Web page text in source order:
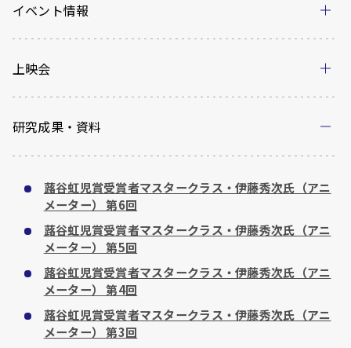
イベント情報
上映会
研究成果・資料
蕗谷虹児賞受賞者マスタークラス・伊藤秀次氏（アニ
メーター） 第6回
蕗谷虹児賞受賞者マスタークラス・伊藤秀次氏（アニ
メーター） 第5回
蕗谷虹児賞受賞者マスタークラス・伊藤秀次氏（アニ
メーター） 第4回
蕗谷虹児賞受賞者マスタークラス・伊藤秀次氏（アニ
メーター） 第3回